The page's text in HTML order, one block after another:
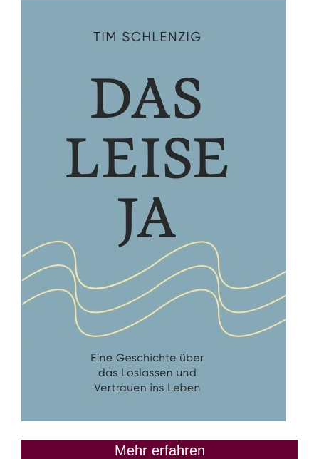
Mehr erfahren